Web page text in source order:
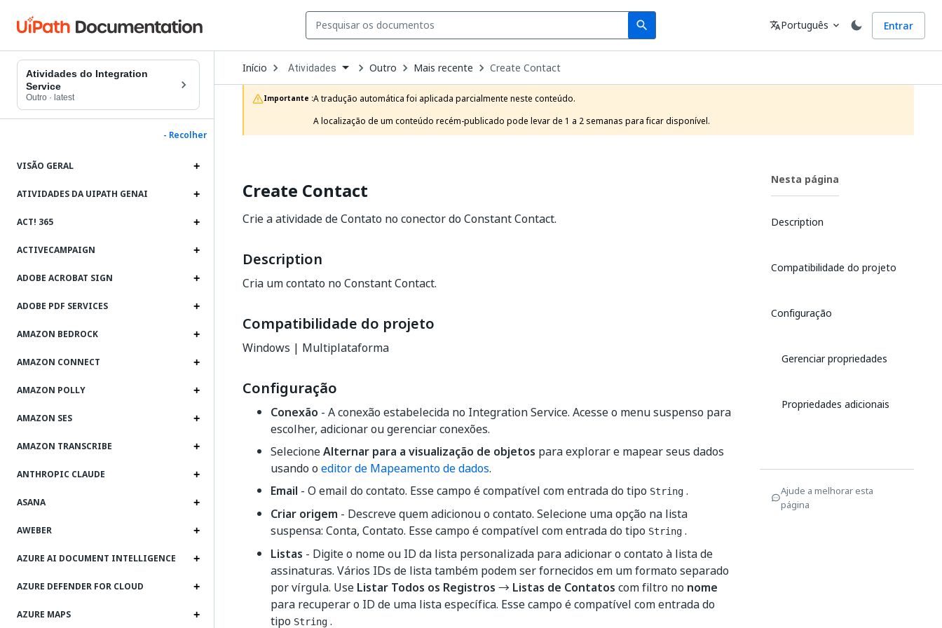
search
Search Idioma
translatePortuguês expand_more Entrar
Atividades do Integration
Service
Outro · latest
- Recolher
VISÃO GERAL
ATIVIDADES DA UIPATH GENAI
ACT! 365
ACTIVECAMPAIGN
ADOBE ACROBAT SIGN
ADOBE PDF SERVICES
AMAZON BEDROCK
AMAZON CONNECT
AMAZON POLLY
AMAZON SES
AMAZON TRANSCRIBE
ANTHROPIC CLAUDE
ASANA
AWEBER
AZURE AI DOCUMENT INTELLIGENCE
AZURE DEFENDER FOR CLOUD
AZURE MAPS
Início Open
Dropdown
to
choose
product
Atividades Outro Mais recente Create Contact
Importante :A tradução automática foi aplicada parcialmente neste conteúdo.
A localização de um conteúdo recém-publicado pode levar de 1 a 2 semanas para ficar disponível.
Create Contact
Crie a atividade de Contato no conector do Constant Contact.
Description
Cria um contato no Constant Contact.
Compatibilidade do projeto
Windows | Multiplataforma
Configuração
Conexão - A conexão estabelecida no Integration Service. Acesse o menu suspenso para
escolher, adicionar ou gerenciar conexões.
SelecioneAlternar para a visualização de objetos para explorar e mapear seus dados
usando o editor de Mapeamento de dados.
Email - O email do contato. Esse campo é compatível com entrada do tipo String .
Criar origem - Descreve quem adicionou o contato. Selecione uma opção na lista
suspensa: Conta, Contato. Esse campo é compatível com entrada do tipo String .
Listas - Digite o nome ou ID da lista personalizada para adicionar o contato à lista de
assinaturas. Vários IDs de lista também podem ser fornecidos em um formato separado
por vírgula. Use Listar Todos os Registros → Listas de Contatos com filtro no nome
para recuperar o ID de uma lista específica. Esse campo é compatível com entrada do
tipo String .
Nesta página
Description
Compatibilidade do projeto
Configuração
Gerenciar propriedades
Propriedades adicionais
Ajude a melhorar esta
página